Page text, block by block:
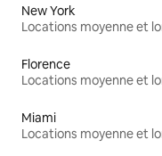
New York
Florence
Miami